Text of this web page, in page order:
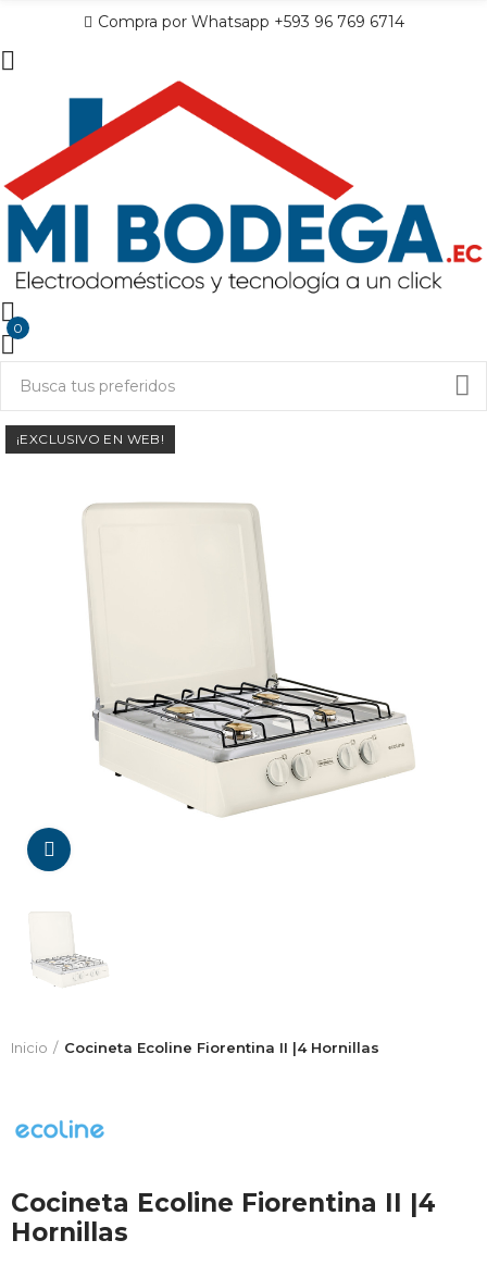
Compra por Whatsapp +593 96 769 6714
0
¡EXCLUSIVO EN WEB!
Inicio Cocineta Ecoline Fiorentina II |4 Hornillas
Cocineta Ecoline Fiorentina II |4
Hornillas